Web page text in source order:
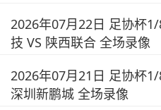
2026年07月22日 足协杯
技 VS 陕西联合 全场录像
2026年07月21日 足协杯
深圳新鹏城 全场录像